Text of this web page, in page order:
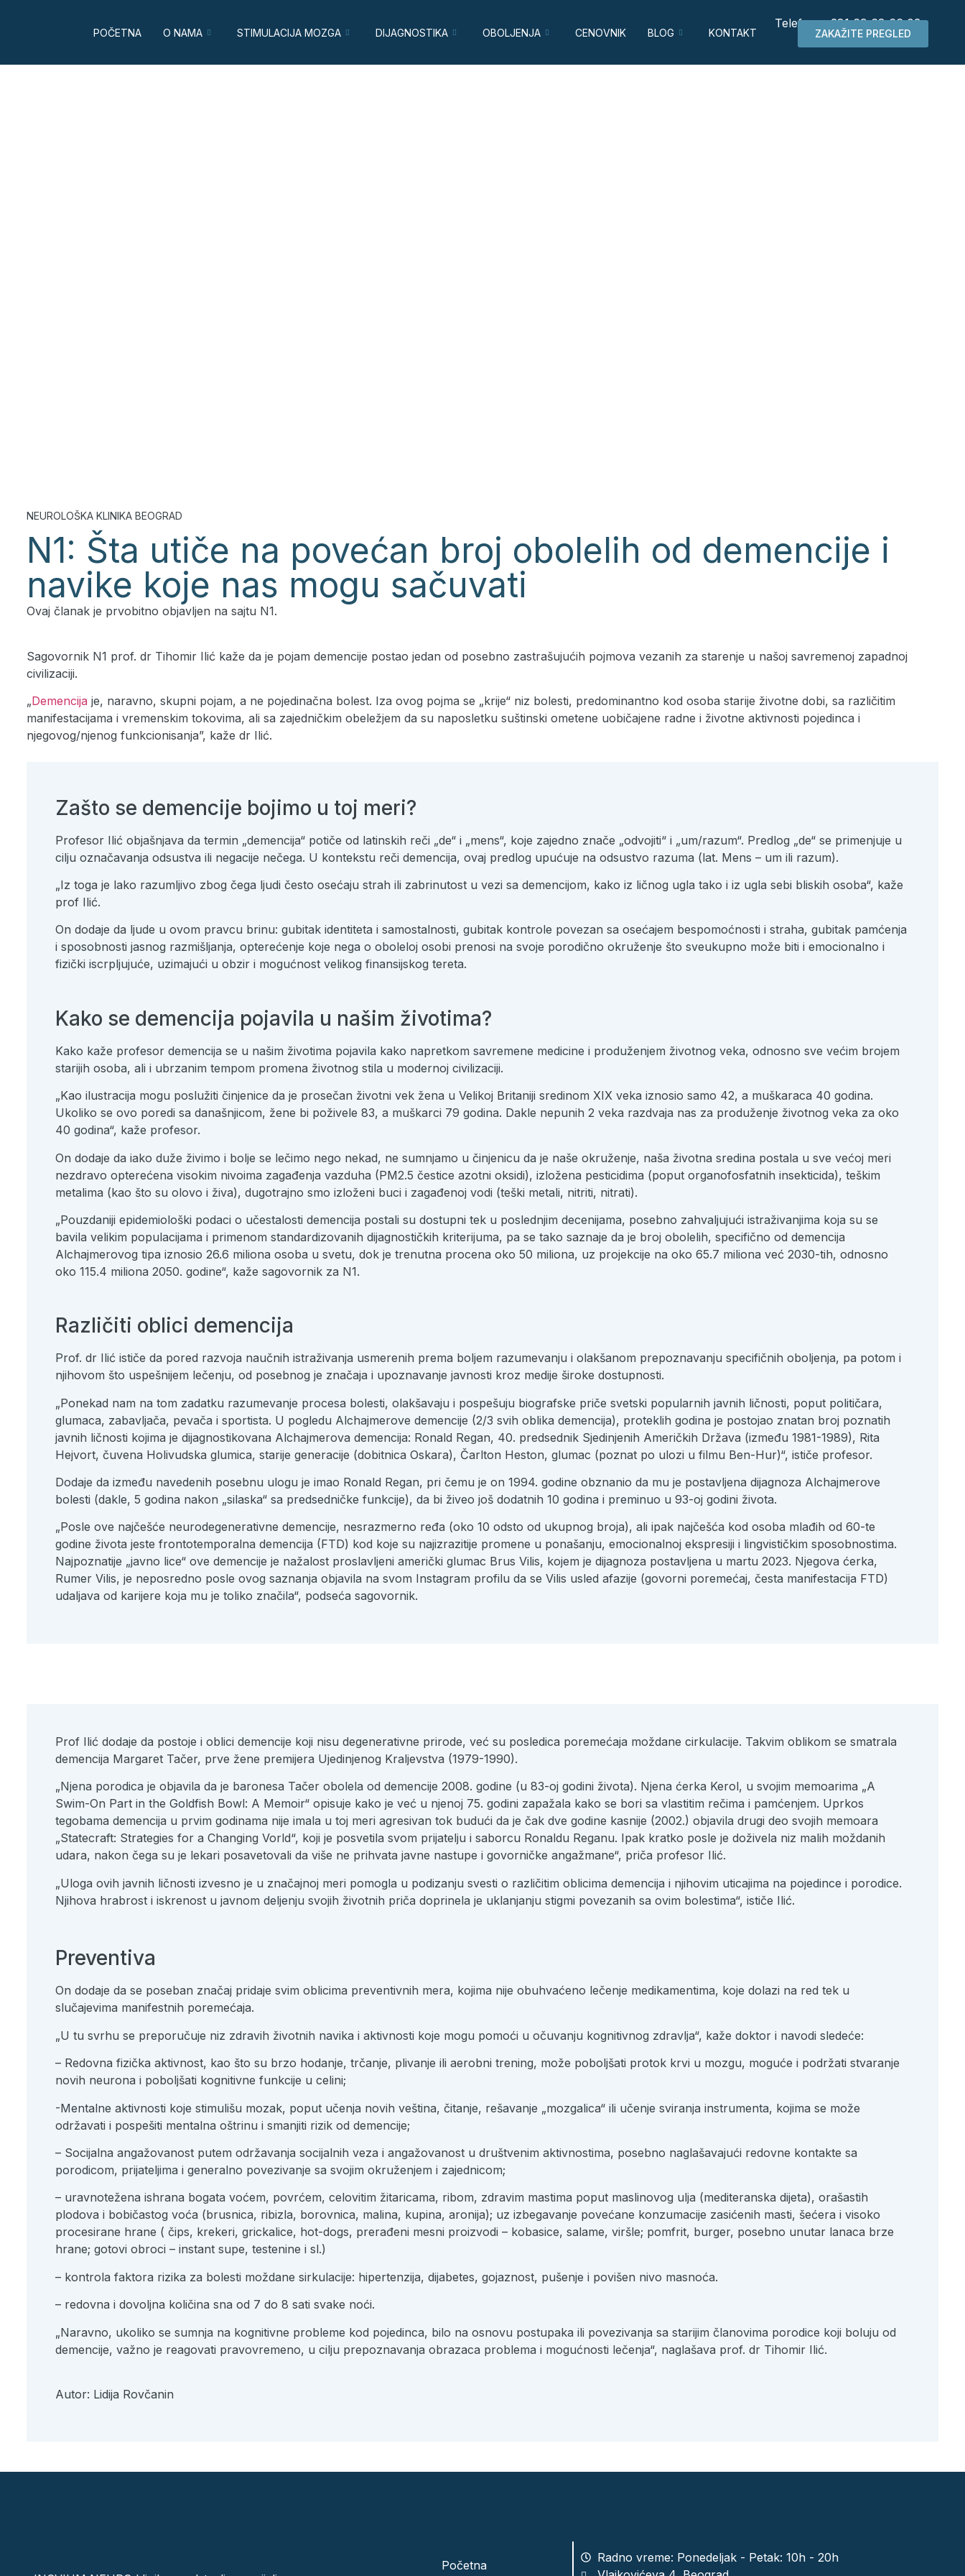
Telefon: +381 69 68 66 03
ZAKAŽITE PREGLED
POČETNA O NAMA STIMULACIJA MOZGA DIJAGNOSTIKA OBOLJENJA CENOVNIK BLOG KONTAKT
NEUROLOŠKA KLINIKA BEOGRAD
N1: Šta utiče na povećan broj obolelih od demencije i
navike koje nas mogu sačuvati
Ovaj članak je prvobitno objavljen na sajtu N1.
Sagovornik N1 prof. dr Tihomir Ilić kaže da je pojam demencije postao jedan od posebno zastrašujućih pojmova vezanih za starenje u našoj savremenoj zapadnoj
civilizaciji.
„Demencija je, naravno, skupni pojam, a ne pojedinačna bolest. Iza ovog pojma se „krije“ niz bolesti, predominantno kod osoba starije životne dobi, sa različitim
manifestacijama i vremenskim tokovima, ali sa zajedničkim obeležjem da su naposletku suštinski ometene uobičajene radne i životne aktivnosti pojedinca i
njegovog/njenog funkcionisanja”, kaže dr Ilić.
Zašto se demencije bojimo u toj meri?
Profesor Ilić objašnjava da termin „demencija“ potiče od latinskih reči „de“ i „mens“, koje zajedno znače „odvojiti“ i „um/razum“. Predlog „de“ se primenjuje u
cilju označavanja odsustva ili negacije nečega. U kontekstu reči demencija, ovaj predlog upućuje na odsustvo razuma (lat. Mens – um ili razum).
„Iz toga je lako razumljivo zbog čega ljudi često osećaju strah ili zabrinutost u vezi sa demencijom, kako iz ličnog ugla tako i iz ugla sebi bliskih osoba“, kaže
prof Ilić.
On dodaje da ljude u ovom pravcu brinu: gubitak identiteta i samostalnosti, gubitak kontrole povezan sa osećajem bespomoćnosti i straha, gubitak pamćenja
i sposobnosti jasnog razmišljanja, opterećenje koje nega o oboleloj osobi prenosi na svoje porodično okruženje što sveukupno može biti i emocionalno i
fizički iscrpljujuće, uzimajući u obzir i mogućnost velikog finansijskog tereta.
Kako se demencija pojavila u našim životima?
Kako kaže profesor demencija se u našim životima pojavila kako napretkom savremene medicine i produženjem životnog veka, odnosno sve većim brojem
starijih osoba, ali i ubrzanim tempom promena životnog stila u modernoj civilizaciji.
„Kao ilustracija mogu poslužiti činjenice da je prosečan životni vek žena u Velikoj Britaniji sredinom XIX veka iznosio samo 42, a muškaraca 40 godina.
Ukoliko se ovo poredi sa današnjicom, žene bi poživele 83, a muškarci 79 godina. Dakle nepunih 2 veka razdvaja nas za produženje životnog veka za oko
40 godina“, kaže profesor.
On dodaje da iako duže živimo i bolje se lečimo nego nekad, ne sumnjamo u činjenicu da je naše okruženje, naša životna sredina postala u sve većoj meri
nezdravo opterećena visokim nivoima zagađenja vazduha (PM2.5 čestice azotni oksidi), izložena pesticidima (poput organofosfatnih insekticida), teškim
metalima (kao što su olovo i živa), dugotrajno smo izloženi buci i zagađenoj vodi (teški metali, nitriti, nitrati).
„Pouzdaniji epidemiološki podaci o učestalosti demencija postali su dostupni tek u poslednjim decenijama, posebno zahvaljujući istraživanjima koja su se
bavila velikim populacijama i primenom standardizovanih dijagnostičkih kriterijuma, pa se tako saznaje da je broj obolelih, specifično od demencija
Alchajmerovog tipa iznosio 26.6 miliona osoba u svetu, dok je trenutna procena oko 50 miliona, uz projekcije na oko 65.7 miliona već 2030-tih, odnosno
oko 115.4 miliona 2050. godine“, kaže sagovornik za N1.
Različiti oblici demencija
Prof. dr Ilić ističe da pored razvoja naučnih istraživanja usmerenih prema boljem razumevanju i olakšanom prepoznavanju specifičnih oboljenja, pa potom i
njihovom što uspešnijem lečenju, od posebnog je značaja i upoznavanje javnosti kroz medije široke dostupnosti.
„Ponekad nam na tom zadatku razumevanje procesa bolesti, olakšavaju i pospešuju biografske priče svetski popularnih javnih ličnosti, poput političara,
glumaca, zabavljača, pevača i sportista. U pogledu Alchajmerove demencije (2/3 svih oblika demencija), proteklih godina je postojao znatan broj poznatih
javnih ličnosti kojima je dijagnostikovana Alchajmerova demencija: Ronald Regan, 40. predsednik Sjedinjenih Američkih Država (između 1981-1989), Rita
Hejvort, čuvena Holivudska glumica, starije generacije (dobitnica Oskara), Čarlton Heston, glumac (poznat po ulozi u filmu Ben-Hur)“, ističe profesor.
Dodaje da između navedenih posebnu ulogu je imao Ronald Regan, pri čemu je on 1994. godine obznanio da mu je postavljena dijagnoza Alchajmerove
bolesti (dakle, 5 godina nakon „silaska“ sa predsedničke funkcije), da bi živeo još dodatnih 10 godina i preminuo u 93-oj godini života.
„Posle ove najčešće neurodegenerativne demencije, nesrazmerno ređa (oko 10 odsto od ukupnog broja), ali ipak najčešća kod osoba mlađih od 60-te
godine života jeste frontotemporalna demencija (FTD) kod koje su najizrazitije promene u ponašanju, emocionalnoj ekspresiji i lingvističkim sposobnostima.
Najpoznatije „javno lice“ ove demencije je nažalost proslavljeni američki glumac Brus Vilis, kojem je dijagnoza postavljena u martu 2023. Njegova ćerka,
Rumer Vilis, je neposredno posle ovog saznanja objavila na svom Instagram profilu da se Vilis usled afazije (govorni poremećaj, česta manifestacija FTD)
udaljava od karijere koja mu je toliko značila“, podseća sagovornik.
Prof Ilić dodaje da postoje i oblici demencije koji nisu degenerativne prirode, već su posledica poremećaja moždane cirkulacije. Takvim oblikom se smatrala
demencija Margaret Tačer, prve žene premijera Ujedinjenog Kraljevstva (1979-1990).
„Njena porodica je objavila da je baronesa Tačer obolela od demencije 2008. godine (u 83-oj godini života). Njena ćerka Kerol, u svojim memoarima „A
Swim-On Part in the Goldfish Bowl: A Memoir“ opisuje kako je već u njenoj 75. godini zapažala kako se bori sa vlastitim rečima i pamćenjem. Uprkos
tegobama demencija u prvim godinama nije imala u toj meri agresivan tok budući da je čak dve godine kasnije (2002.) objavila drugi deo svojih memoara
„Statecraft: Strategies for a Changing Vorld“, koji je posvetila svom prijatelju i saborcu Ronaldu Reganu. Ipak kratko posle je doživela niz malih moždanih
udara, nakon čega su je lekari posavetovali da više ne prihvata javne nastupe i govorničke angažmane“, priča profesor Ilić.
„Uloga ovih javnih ličnosti izvesno je u značajnoj meri pomogla u podizanju svesti o različitim oblicima demencija i njihovim uticajima na pojedince i porodice.
Njihova hrabrost i iskrenost u javnom deljenju svojih životnih priča doprinela je uklanjanju stigmi povezanih sa ovim bolestima“, ističe Ilić.
Preventiva
On dodaje da se poseban značaj pridaje svim oblicima preventivnih mera, kojima nije obuhvaćeno lečenje medikamentima, koje dolazi na red tek u
slučajevima manifestnih poremećaja.
„U tu svrhu se preporučuje niz zdravih životnih navika i aktivnosti koje mogu pomoći u očuvanju kognitivnog zdravlja“, kaže doktor i navodi sledeće:
– Redovna fizička aktivnost, kao što su brzo hodanje, trčanje, plivanje ili aerobni trening, može poboljšati protok krvi u mozgu, moguće i podržati stvaranje
novih neurona i poboljšati kognitivne funkcije u celini;
-Mentalne aktivnosti koje stimulišu mozak, poput učenja novih veština, čitanje, rešavanje „mozgalica“ ili učenje sviranja instrumenta, kojima se može
održavati i pospešiti mentalna oštrinu i smanjiti rizik od demencije;
– Socijalna angažovanost putem održavanja socijalnih veza i angažovanost u društvenim aktivnostima, posebno naglašavajući redovne kontakte sa
porodicom, prijateljima i generalno povezivanje sa svojim okruženjem i zajednicom;
– uravnotežena ishrana bogata voćem, povrćem, celovitim žitaricama, ribom, zdravim mastima poput maslinovog ulja (mediteranska dijeta), orašastih
plodova i bobičastog voća (brusnica, ribizla, borovnica, malina, kupina, aronija); uz izbegavanje povećane konzumacije zasićenih masti, šećera i visoko
procesirane hrane ( čips, krekeri, grickalice, hot-dogs, prerađeni mesni proizvodi – kobasice, salame, viršle; pomfrit, burger, posebno unutar lanaca brze
hrane; gotovi obroci – instant supe, testenine i sl.)
– kontrola faktora rizika za bolesti moždane sirkulacije: hipertenzija, dijabetes, gojaznost, pušenje i povišen nivo masnoća.
– redovna i dovoljna količina sna od 7 do 8 sati svake noći.
„Naravno, ukoliko se sumnja na kognitivne probleme kod pojedinca, bilo na osnovu postupaka ili povezivanja sa starijim članovima porodice koji boluju od
demencije, važno je reagovati pravovremeno, u cilju prepoznavanja obrazaca problema i mogućnosti lečenja“, naglašava prof. dr Tihomir Ilić.
Autor: Lidija Rovčanin
Početna
Radno vreme: Ponedeljak - Petak: 10h - 20h